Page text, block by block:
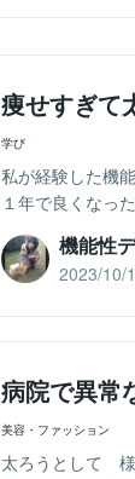
痩せすぎて
学び
私が経験した機
１年で良くなっ
機能性
2023/10/
病院で異常
美容・ファッション
太ろうとして 様